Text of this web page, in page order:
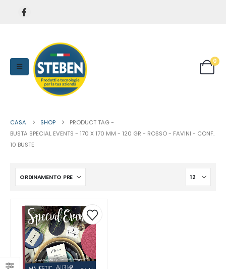
0
CASA SHOP
PRODUCT TAG -
BUSTA SPECIAL EVENTS - 170 X 170 MM - 120 GR - ROSSO - FAVINI - CONF.
10 BUSTE